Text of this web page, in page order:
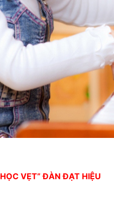
VẸT” ĐÀN ĐẠT HIỆU